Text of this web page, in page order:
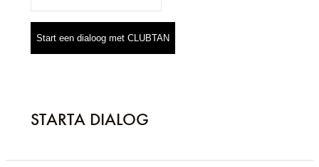
Start een dialoog met CLUBTAN
STARTA DIALOG